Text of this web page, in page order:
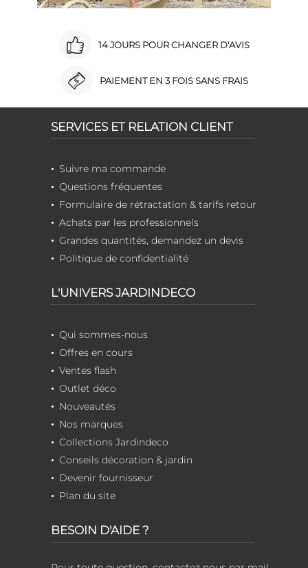
14 JOURS POUR CHANGER D'AVIS
PAIEMENT EN 3 FOIS SANS FRAIS
SERVICES ET RELATION CLIENT
Suivre ma commande
Questions fréquentes
Formulaire de rétractation & tarifs retour
Achats par les professionnels
Grandes quantités, demandez un devis
Politique de confidentialité
L'UNIVERS JARDINDECO
Qui sommes-nous
Offres en cours
Ventes flash
Outlet déco
Nouveautés
Nos marques
Collections Jardindeco
Conseils décoration & jardin
Devenir fournisseur
Plan du site
BESOIN D'AIDE ?